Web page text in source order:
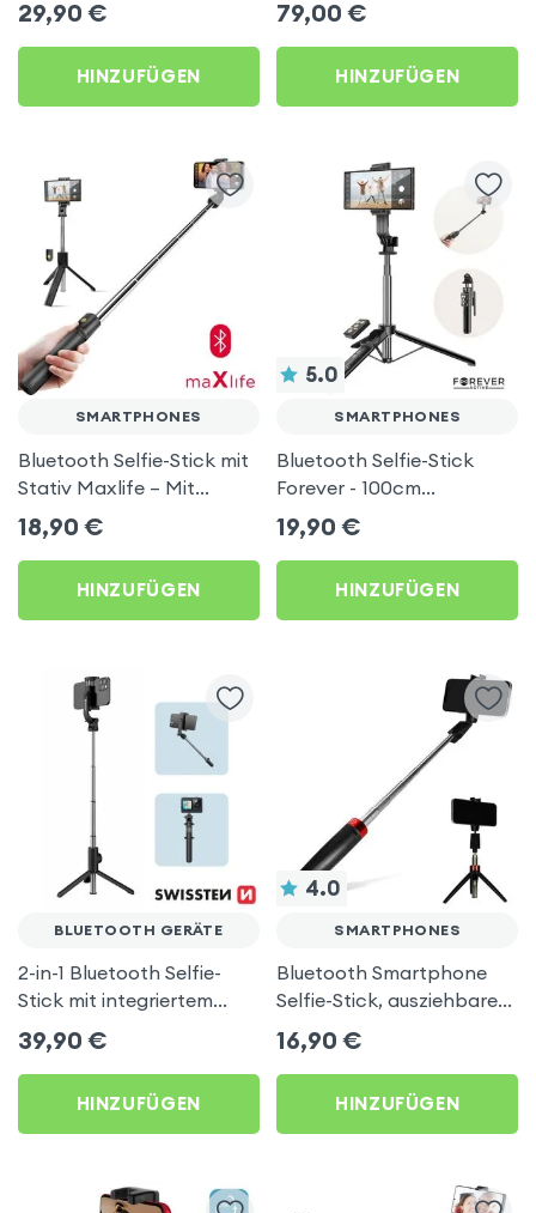
29,90 €
HINZUFÜGEN
integriertem Stativ - XO
79,00 €
HINZUFÜGEN
SMARTPHONES
Bluetooth Selfie-Stick mit
Stativ Maxlife – Mit
Auslöser – Schwarz
18,90 €
HINZUFÜGEN
5.0
SMARTPHONES
Bluetooth Selfie-Stick
Forever - 100cm
ausziehbar mit Stativ
Schwarz
19,90 €
HINZUFÜGEN
BLUETOOTH GERÄTE
2-in-1 Bluetooth Selfie-
Stick mit integriertem
Stativ, Swissten – Schwarz
39,90 €
HINZUFÜGEN
4.0
SMARTPHONES
Bluetooth Smartphone
Selfie-Stick, ausziehbares
Drehstativ – Schwarz
16,90 €
HINZUFÜGEN